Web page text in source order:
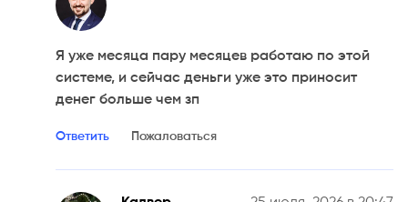
Я уже месяца пару месяцев работаю по этой
системе, и сейчас деньги уже это приносит
денег больше чем зп
Ответить Пожаловаться